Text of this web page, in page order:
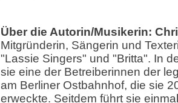
Über die Autorin/Musikerin:
Mitgründerin, Sängerin und
"Lassie Singers" und "Britta". In
sie eine der Betreiberinnen der
am Berliner Ostbahnhof, die sie
erweckte. Seitdem führt sie